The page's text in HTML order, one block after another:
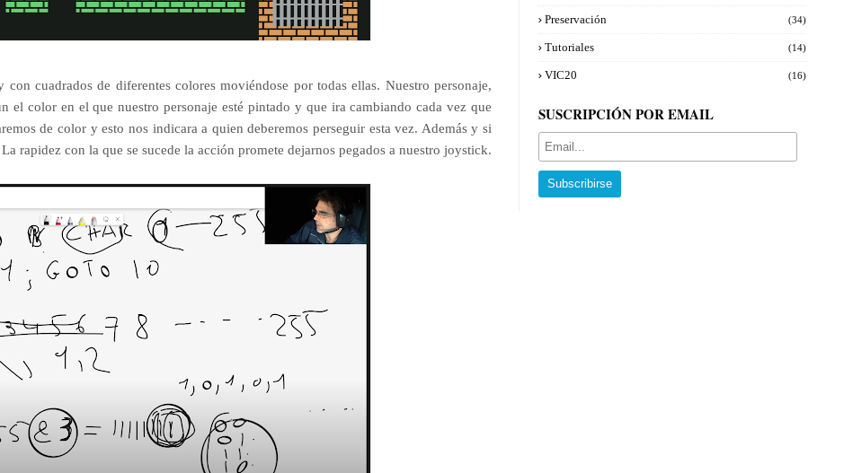
cuadrados de diferentes colores moviéndose por todas ellas. Nuestro personaje,
el color en el que nuestro personaje esté pintado y que ira cambiando cada vez que
de color y esto nos indicara a quien deberemos perseguir esta vez. Además y si
rapidez con la que se sucede la acción promete dejarnos pegados a nuestro joystick.
Preservación (34)
Tutoriales (14)
VIC20 (16)
SUSCRIPCIÓN POR EMAIL